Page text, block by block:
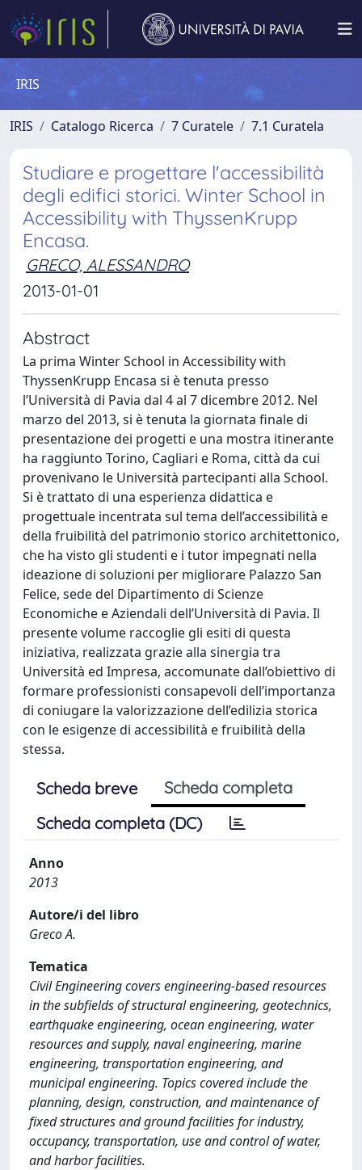
IRIS
IRIS Catalogo Ricerca 7 Curatele 7.1 Curatela
Studiare e progettare l'accessibilità
degli edifici storici. Winter School in
Accessibility with ThyssenKrupp
Encasa.
GRECO, ALESSANDRO
2013-01-01
Abstract
La prima Winter School in Accessibility with
ThyssenKrupp Encasa si è tenuta presso
l’Università di Pavia dal 4 al 7 dicembre 2012. Nel
marzo del 2013, si è tenuta la giornata finale di
presentazione dei progetti e una mostra itinerante
ha raggiunto Torino, Cagliari e Roma, città da cui
provenivano le Università partecipanti alla School.
Si è trattato di una esperienza didattica e
progettuale incentrata sul tema dell’accessibilità e
della fruibilità del patrimonio storico architettonico,
che ha visto gli studenti e i tutor impegnati nella
ideazione di soluzioni per migliorare Palazzo San
Felice, sede del Dipartimento di Scienze
Economiche e Aziendali dell’Università di Pavia. Il
presente volume raccoglie gli esiti di questa
iniziativa, realizzata grazie alla sinergia tra
Università ed Impresa, accomunate dall’obiettivo di
formare professionisti consapevoli dell’importanza
di coniugare la valorizzazione dell’edilizia storica
con le esigenze di accessibilità e fruibilità della
stessa.
Scheda breve
Scheda completa
Scheda completa (DC)
Anno
2013
Autore/i del libro
Greco A.
Tematica
Civil Engineering covers engineering-based resources
in the subfields of structural engineering, geotechnics,
earthquake engineering, ocean engineering, water
resources and supply, naval engineering, marine
engineering, transportation engineering, and
municipal engineering. Topics covered include the
planning, design, construction, and maintenance of
fixed structures and ground facilities for industry,
occupancy, transportation, use and control of water,
and harbor facilities.